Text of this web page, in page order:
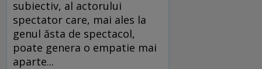
subiectiv, al actorului
spectator care, mai ales la
genul ăsta de spectacol,
poate genera o empatie mai
aparte...